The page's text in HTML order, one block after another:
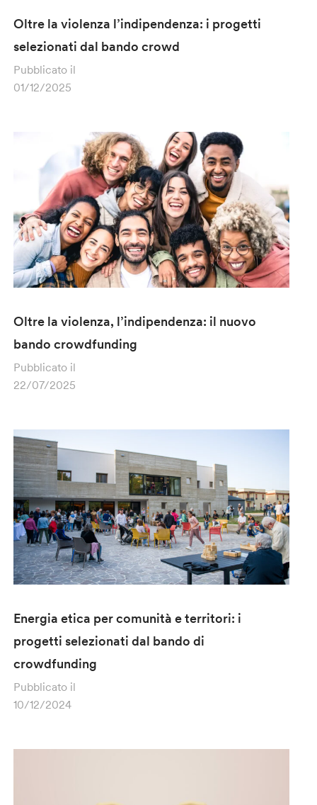
Oltre la violenza l’indipendenza: i progetti
selezionati dal bando crowd
Pubblicato il
01/12/2025
Oltre la violenza, l’indipendenza: il nuovo
bando crowdfunding
Pubblicato il
22/07/2025
Energia etica per comunità e territori: i
progetti selezionati dal bando di
crowdfunding
Pubblicato il
10/12/2024